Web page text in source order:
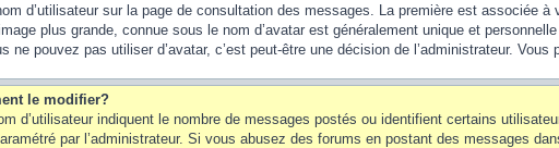
d’utilisateur sur la page de consultation des messages. La première est
plus grande, connue sous le nom d’avatar est généralement unique et
pouvez pas utiliser d’avatar, c’est peut-être une décision de l’administrateur.
le modifier?
d’utilisateur indiquent le nombre de messages postés ou identifient certains
par l’administrateur. Si vous abusez des forums en postant des messages